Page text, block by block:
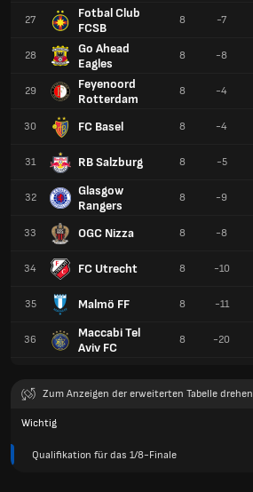
27
Fotbal Club
FCSB
28
Go Ahead
Eagles
29
Feyenoord
Rotterdam
30 FC Basel
31 RB Salzburg
32
Glasgow
Rangers
33 OGC Nizza
34 FC Utrecht
35 Malmö FF
36
Maccabi Tel
Aviv FC
8 -7
8 -8
8 -4
8 -4
8 -5
8 -9
8 -8
8 -10
8 -11
8 -20
Zum Anzeigen der erweiterten Tabelle drehen
Wichtig
Qualifikation für das 1/8-Finale